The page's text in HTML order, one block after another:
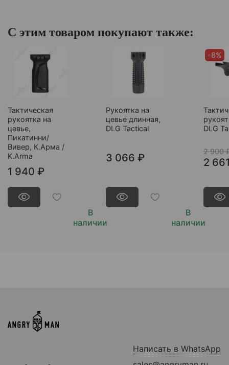
С этим товаром покупают также:
Тактическая
рукоятка на
цевье,
Пикатинни/
Вивер, К.Арма /
K.Arma
В
наличии
1 940 ₽
Рукоятка на
цевье длинная,
DLG Tactical
В
наличии
3 066 ₽
-8%
DLG
2 900
2
Написать в WhatsApp